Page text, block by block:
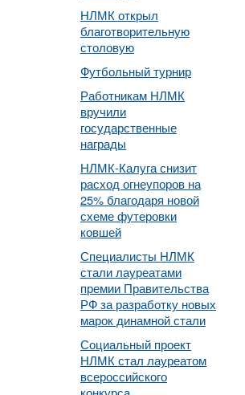
НЛМК открыл
благотворительную
столовую
Футбольный турнир
Работникам НЛМК
вручили
государственные
награды
НЛМК-Калуга снизит
расход огнеупоров на
25% благодаря новой
схеме футеровки
ковшей
Специалисты НЛМК
стали лауреатами
премии Правительства
РФ за разработку новых
марок динамной стали
Социальный проект
НЛМК стал лауреатом
всероссийского